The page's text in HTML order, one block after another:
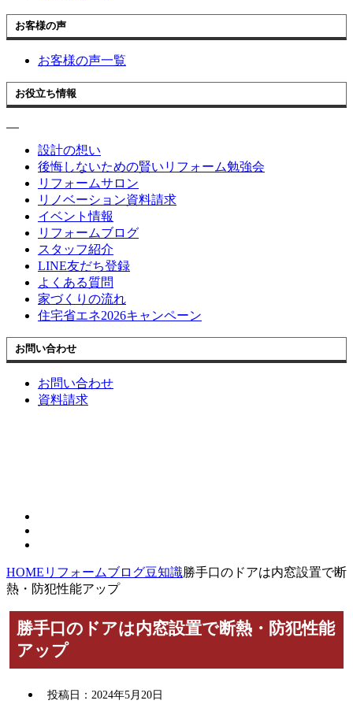
お客様の声
お客様の声一覧
お役立ち情報
設計の想い
後悔しないための賢いリフォーム勉強会
リフォームサロン
リノベーション資料請求
イベント情報
リフォームブログ
スタッフ紹介
LINE友だち登録
よくある質問
家づくりの流れ
住宅省エネ2026キャンペーン
お問い合わせ
お問い合わせ
資料請求
HOME リフォームブログ豆知識勝手口のドアは内窓設置で断
熱・防犯性能アップ
勝手口のドアは内窓設置で断熱・防犯性能
アップ
投稿日： 2024年5月20日